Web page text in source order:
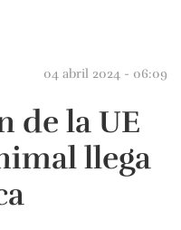
04 abril 2024 - 06:09
de la UE
llega